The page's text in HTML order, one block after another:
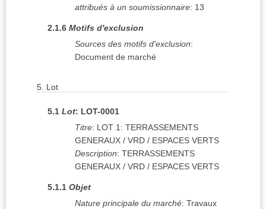
attribués à un soumissionnaire: 13
2.1.6 Motifs d'exclusion
Sources des motifs d'exclusion:
Document de marché
5. Lot
5.1 Lot: LOT-0001
Titre: LOT 1: TERRASSEMENTS
GENERAUX / VRD / ESPACES VERTS
Description: TERRASSEMENTS
GENERAUX / VRD / ESPACES VERTS
5.1.1 Objet
Nature principale du marché: Travaux